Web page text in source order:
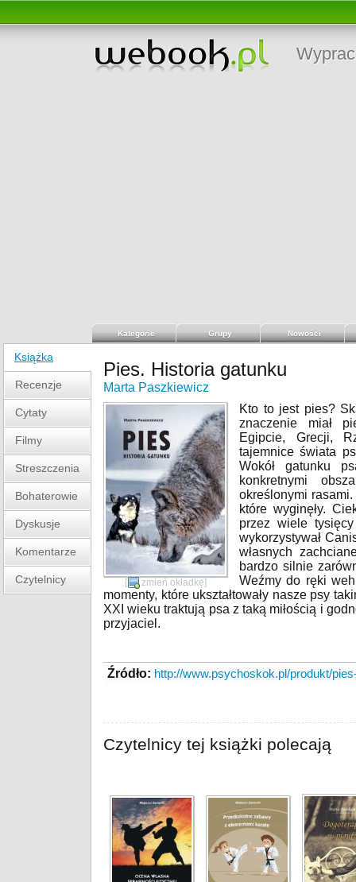
Kategorie Grupy Nowości
Książka
Recenzje
Cytaty
Filmy
Streszczenia
Bohaterowie
Dyskusje
Komentarze
Czytelnicy
Pies. Historia gatunku
Marta Paszkiewicz
[ zmień okładkę]
Kto to jest pies?
znaczenie miał
Egipcie, Grecji,
tajemnice świata
Wokół gatunku
konkretnymi
określonymi
które wyginęły.
przez wiele
wykorzystywał
własnych
bardzo silnie
Weźmy do ręki
momenty, które ukształtowały nasze psy
XXI wieku traktują psa z taką miłością i
przyjaciel.
Źródło: http://www.psychoskok.pl/produkt/
Czytelnicy tej książki polecają